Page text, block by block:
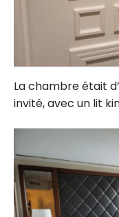
La chambre était
invité, avec un lit